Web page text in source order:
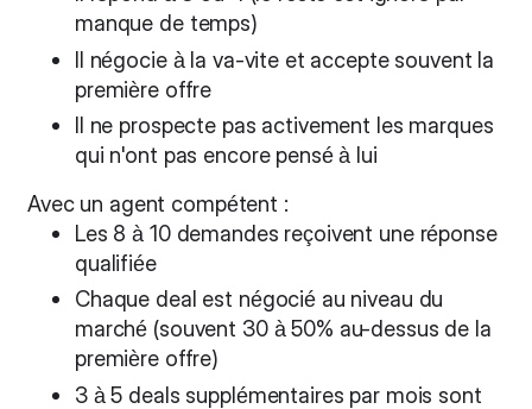
manque de temps)
Il négocie à la va-vite et accepte souvent la
première offre
Il ne prospecte pas activement les marques
qui n'ont pas encore pensé à lui
Avec un agent compétent :
Les 8 à 10 demandes reçoivent une réponse
qualifiée
Chaque deal est négocié au niveau du
marché (souvent 30 à 50% au-dessus de la
première offre)
3 à 5 deals supplémentaires par mois sont